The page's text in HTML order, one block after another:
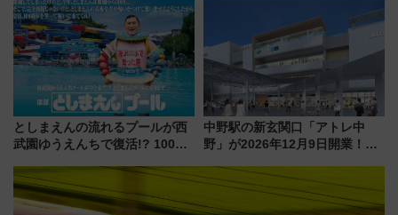
ディング＆カジュアルパーティ
ープラン
行開始に！ この夏は直通列車で
としまえんの流れるプールが西
武園ゆうえんちで復活!? 100周
イダー」に注目 2026年夏は所
沢へ遊びに行こう
中野駅の新玄関口「アトレ中
野」が2026年12月9日開業！新
注目スポット